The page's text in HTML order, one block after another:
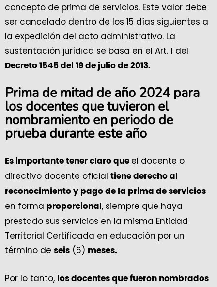
concepto de prima de servicios. Este valor debe
ser cancelado dentro de los 15 días siguientes a
la expedición del acto administrativo. La
sustentación jurídica se basa en el Art. 1 del
Decreto 1545 del 19 de julio de 2013.
Prima de mitad de año 2024 para
los docentes que tuvieron el
nombramiento en periodo de
prueba durante este año
Es importante tener claro que el docente o
directivo docente oficial tiene derecho al
reconocimiento y pago de la prima de servicios
en forma proporcional , siempre que haya
prestado sus servicios en la misma Entidad
Territorial Certificada en educación por un
término de seis (6) meses.
Por lo tanto, los docentes que fueron nombrados